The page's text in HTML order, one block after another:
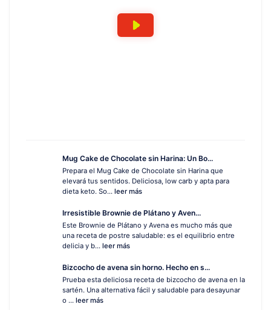
Mug Cake de Chocolate sin Harina: Un Bo...
Prepara el Mug Cake de Chocolate sin Harina que
elevará tus sentidos. Deliciosa, low carb y apta para
dieta keto. So... leer más
Irresistible Brownie de Plátano y Aven...
Este Brownie de Plátano y Avena es mucho más que
una receta de postre saludable: es el equilibrio entre
delicia y b... leer más
Bizcocho de avena sin horno. Hecho en s...
Prueba esta deliciosa receta de bizcocho de avena en la
sartén. Una alternativa fácil y saludable para desayunar
o ... leer más